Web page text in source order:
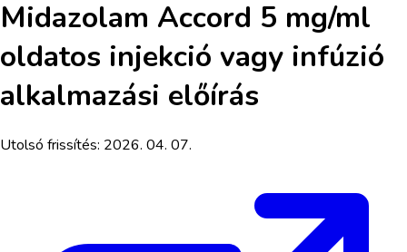
Midazolam Accord 5 mg/ml
oldatos injekció vagy infúzió
alkalmazási előírás
Utolsó frissítés: 2026. 04. 07.